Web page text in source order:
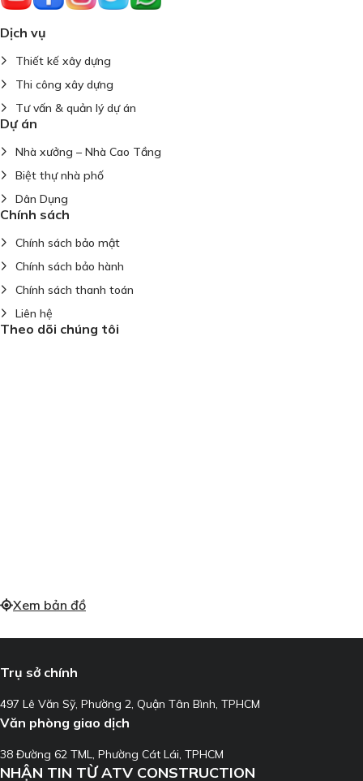
Dịch vụ
Thiết kế xây dựng
Thi công xây dựng
Tư vấn & quản lý dự án
Dự án
Nhà xưởng – Nhà Cao Tầng
Biệt thự nhà phố
Dân Dụng
Chính sách
Chính sách bảo mật
Chính sách bảo hành
Chính sách thanh toán
Liên hệ
Theo dõi chúng tôi
Xem bản đồ
Trụ sở chính
497 Lê Văn Sỹ, Phường 2, Quận Tân Bình, TPHCM
Văn phòng giao dịch
38 Đường 62 TML, Phường Cát Lái, TPHCM
NHẬN TIN TỪ ATV CONSTRUCTION